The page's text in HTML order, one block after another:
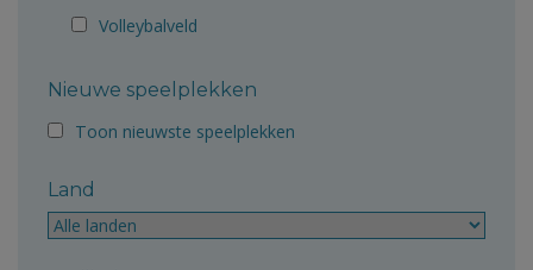
Volleybalveld
Nieuwe speelplekken
Toon nieuwste speelplekken
Land